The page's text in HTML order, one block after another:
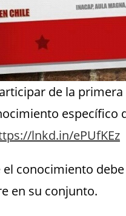
de la
específico
lnkd.in/ePUfKEz
conocimiento
en su conjunto.